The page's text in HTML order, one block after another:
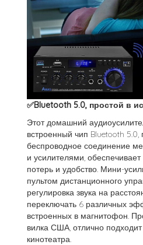
✅Bluetooth 5.0, простой в
Этот домашний
встроенный чип Bluetooth 5.0,
беспроводное соединение
и усилителями, обеспечивает
потерь и удобство. Мини-
пультом дистанционного
регулировка звука на
переключать 6 различных
встроенных в магнитофон.
вилка США, отлично
кинотеатра.